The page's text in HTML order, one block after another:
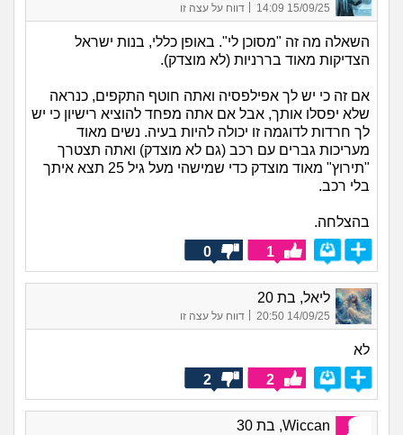
15/09/25 14:09
| דווח על עצה זו
השאלה מה זה "מסוכן לי". באופן כללי, בנות ישראל
הצדיקות מאוד בררניות (לא מוצדק).
אם זה כי יש לך אפילפסיה ואתה חוטף התקפים, כנראה
שלא יפסלו אותך, אבל אם אתה מפחד להוציא רישיון כי יש
לך חרדות לדוגמה זו יכולה להיות בעיה. נשים מאוד
מעריכות גברים עם רכב (גם לא מוצדק) ואתה תצטרך
"תירוץ" מאוד מוצדק כדי שמישהי מעל גיל 25 תצא איתך
בלי רכב.
בהצלחה.
1
0
ליאל, בת 20
14/09/25 20:50
| דווח על עצה זו
לא
2
2
Wiccan, בת 30